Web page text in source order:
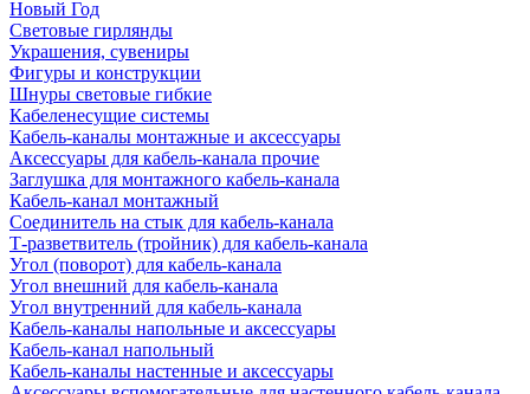
Новый Год
Световые гирлянды
Украшения, сувениры
Фигуры и конструкции
Шнуры световые гибкие
Кабеленесущие системы
Кабель-каналы монтажные и аксессуары
Аксессуары для кабель-канала прочие
Заглушка для монтажного кабель-канала
Кабель-канал монтажный
Соединитель на стык для кабель-канала
Т-разветвитель (тройник) для кабель-канала
Угол (поворот) для кабель-канала
Угол внешний для кабель-канала
Угол внутренний для кабель-канала
Кабель-каналы напольные и аксессуары
Кабель-канал напольный
Кабель-каналы настенные и аксессуары